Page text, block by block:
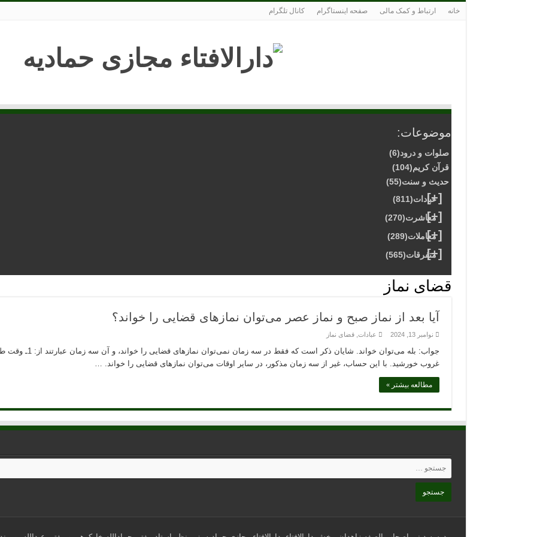
خانه ارتباط و کمک مالی صفحه اینستاگرام کانال تلگرام
موضوعات:
صلوات و درود(6)
قرآن کریم(104)
حدیث و سنت(55)
[+]
عبادات(811)
[+]
معاشرت(270)
[+]
معاملات(289)
[+]
متفرقات(565)
قضای نماز
آیا بعد از نماز صبح و نماز عصر می‌توان نمازهای قضایی را خواند؟
نوامبر 13, 2024 عبادات ,قضای نماز
غروب خورشید. با این حساب، غیر از سه زمان مذکور، در سایر اوقات می‌توان نمازهای قضایی را خواند. …
مطالعه بیشتر »